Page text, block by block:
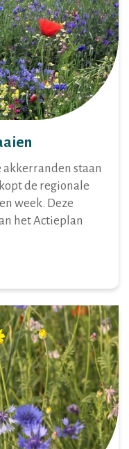
akkerranden staan
de regionale
week. Deze
het Actieplan